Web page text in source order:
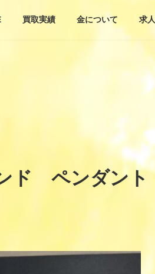
買取実績 金について 求人
ド ペンダント